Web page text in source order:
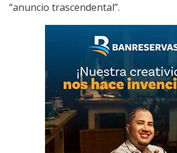
“anuncio trascendental”.